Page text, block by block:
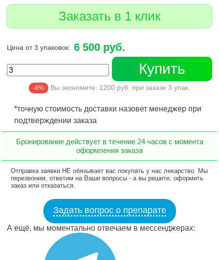
Заказать в 1 клик
Цена от 3 упаковок: 6 500 руб.
Купить
-6% Вы экономите: 1200 руб. при заказе 3 упак.
*точную стоимость доставки назовет менеджер при
подтверждении заказа
Бронирование действует в течение 24 часов с момента
оформления заказа
Отправка заявки НЕ обязывает вас покупать у нас лекарство. Мы
перезвоним, ответим на Ваши вопросы - а вы решите, оформить
заказ или отказаться.
Задать вопрос о препарате
А ещё, мы моментально отвечаем в мессенджерах: